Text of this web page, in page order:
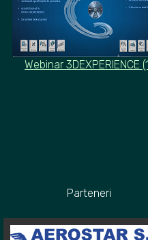
Webinar 3DEXPERIENCE
Parteneri